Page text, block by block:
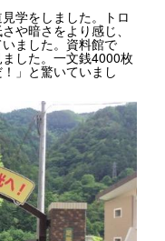
学をしました。トロ
や暗さをより感じ、
ました。資料館で
した。一文銭4000枚
」と驚いていまし